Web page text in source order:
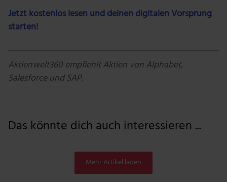
Jetzt kostenlos lesen und deinen digitalen Vorsprung
starten!
Aktienwelt360 empfiehlt Aktien von Alphabet,
Salesforce und SAP.
Das könnte dich auch interessieren ...
Mehr Artikel laden